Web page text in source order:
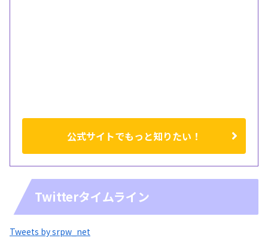
公式サイトでもっと知りたい！
Twitterタイムライン
Tweets by srpw_net